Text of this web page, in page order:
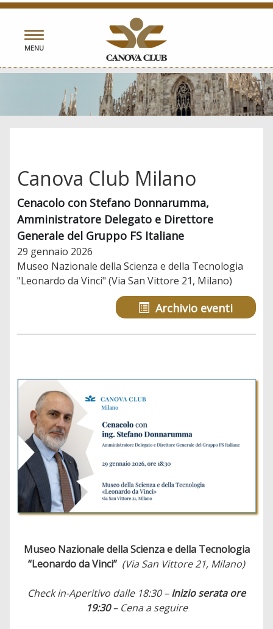
Toggle
navigation
MENU
Canova Club Milano
Cenacolo con Stefano Donnarumma,
Amministratore Delegato e Direttore
Generale del Gruppo FS Italiane
29 gennaio 2026
Museo Nazionale della Scienza e della Tecnologia
"Leonardo da Vinci" (Via San Vittore 21, Milano)
Archivio eventi
Museo Nazionale della Scienza e della Tecnologia
“Leonardo da Vinci” (Via San Vittore 21, Milano)
Check in-Aperitivo dalle 18:30 –Inizio serata ore
19:30– Cena a seguire